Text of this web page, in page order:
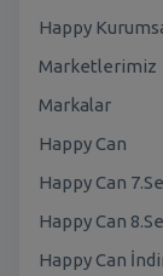
Happy
Marketlerimiz
Markalar
Happy Can
Happy Can
Happy Can
Happy Can